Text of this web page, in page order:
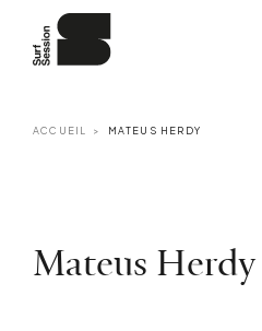
ACCUEIL MATEUS HERDY
Mateus Herdy